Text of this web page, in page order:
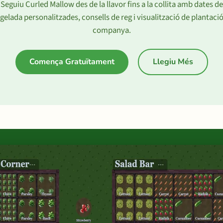
Seguiu Curled Mallow des de la llavor fins a la collita amb dates de
gelada personalitzades, consells de reg i visualització de plantació
companya.
Comença Gratuïtament Llegiu Més